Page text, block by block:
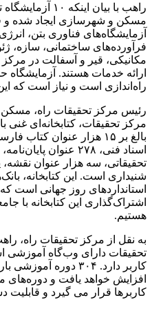
راهب با بیان
مسکن و شهرسازی ایجاد شده و
آزمایشگاه‌های فناوری بتن،
فرآورده‌های ساختمانی، سازه،
مکانیکی، قیر و آسفالت در
ارائه خدمات هستند.
راه‌اندازی است و نیاز است که
رئیس مرکز تحقیقات راه، مسکن
شنیداری است. این کتابخانه،
استانداردهای روز جهانی است
اشتراک‌گذاری این کتابخانه با
هستیم.
به نقل از مرکز تحقیقات راه،
کاربر دارد. ۳۰۴
افزایش خواهد یافت و دوره‌های
کاربرها قرار می گیرد و قابلیت